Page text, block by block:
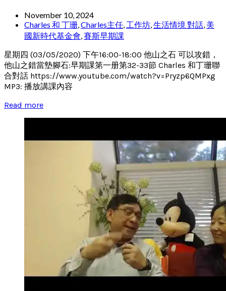
November 10, 2024
Charles 和 丁珊,Charles主任, 工作坊,生活情境 對話, 美
國新時代基金會,賽斯早期課
星期四 (03/05/2020) 下午16:00-18:00 他山之石 可以攻錯，
他山之錯當墊腳石:早期課第一册第32-33節 Charles 和丁珊聯
合對話 https://www.youtube.com/watch?v=Pryzp6QMPxg
MP3: 播放講課內容
Read more